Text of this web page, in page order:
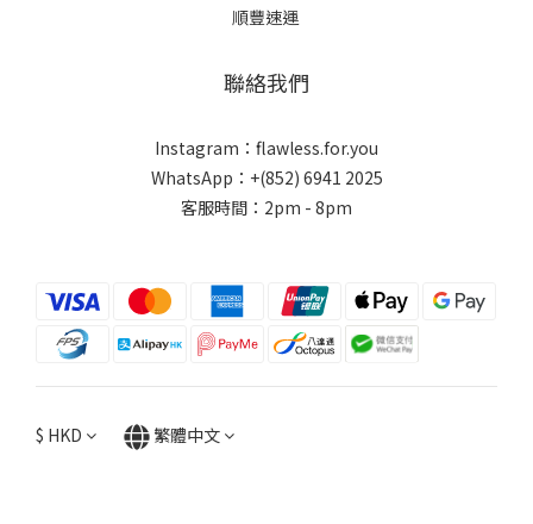
順豐速運
聯絡我們
Instagram：flawless.for.you
WhatsApp：+(852) 6941 2025
客服時間：2pm - 8pm
$ HKD 繁體中文